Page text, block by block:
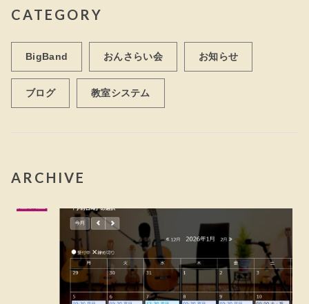
CATEGORY
BigBand おんさらい会 お知らせ
ブログ 教室システム
ARCHIVE